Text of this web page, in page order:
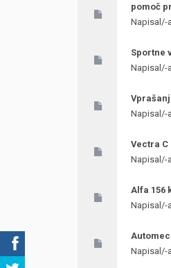
pomoč
Napisal/-a
Sportne
Napisal/-a
Napisal/-a
Vectra
Napisal/-a
Alfa 156
Napisal/-a
Napisal/-a